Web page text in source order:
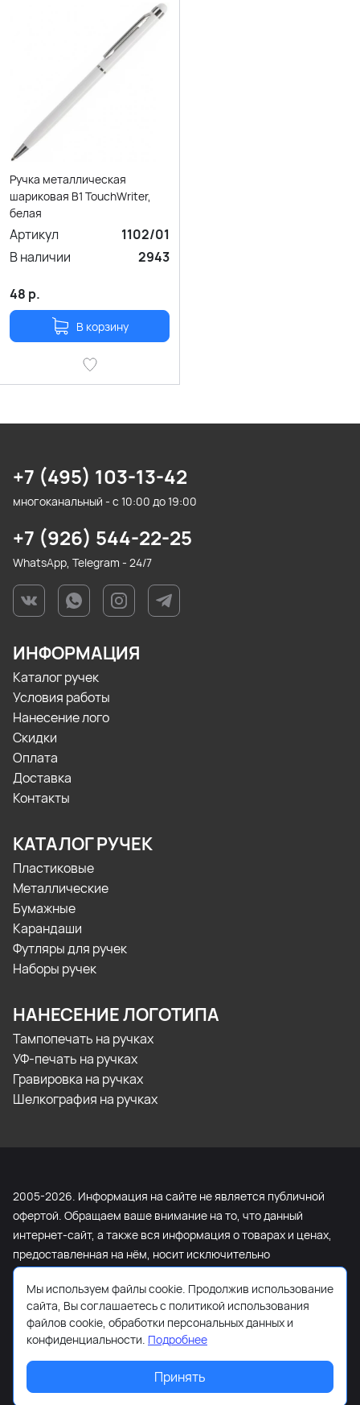
Ручка металлическая
шариковая B1 TouchWriter,
белая
Артикул
1102/01
В наличии
2943
48 р.
В корзину
+7 (495) 103-13-42
многоканальный - с 10:00 до 19:00
+7 (926) 544-22-25
WhatsApp, Telegram - 24/7
ИНФОРМАЦИЯ
Каталог ручек
Условия работы
Нанесение лого
Скидки
Оплата
Доставка
Контакты
КАТАЛОГ РУЧЕК
Пластиковые
Металлические
Бумажные
Карандаши
Футляры для ручек
Наборы ручек
НАНЕСЕНИЕ ЛОГОТИПА
Тампопечать на ручках
УФ-печать на ручках
Гравировка на ручках
Шелкография на ручках
2005-2026. Информация на сайте не является публичной
офертой. Обращаем ваше внимание на то, что данный
интернет-сайт, а также вся информация о товарах и ценах,
предоставленная на нём, носит исключительно
информационный характер и ни при каких условиях не
является публичной офертой, определяемой положениями
Статьи 437 Гражданского кодекса Российской Федерации.
Для получения подробной информации о наличии и
стоимости указанных товаров и (или) услуг, пожалуйста,
обращайтесь к менеджеру сайта с помощью специальной
формы связи или по телефону +7 (495) 103-13-42.
Мы используем файлы cookie. Продолжив использование
сайта, Вы соглашаетесь с политикой использования
файлов cookie, обработки персональных данных и
конфиденциальности. Подробнее
Принять